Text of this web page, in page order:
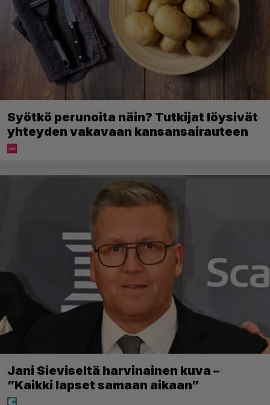
Syötkö perunoita näin? Tutkijat löysivät
yhteyden vakavaan kansansairauteen
Jani Sieviseltä harvinainen kuva –
”Kaikki lapset samaan aikaan”